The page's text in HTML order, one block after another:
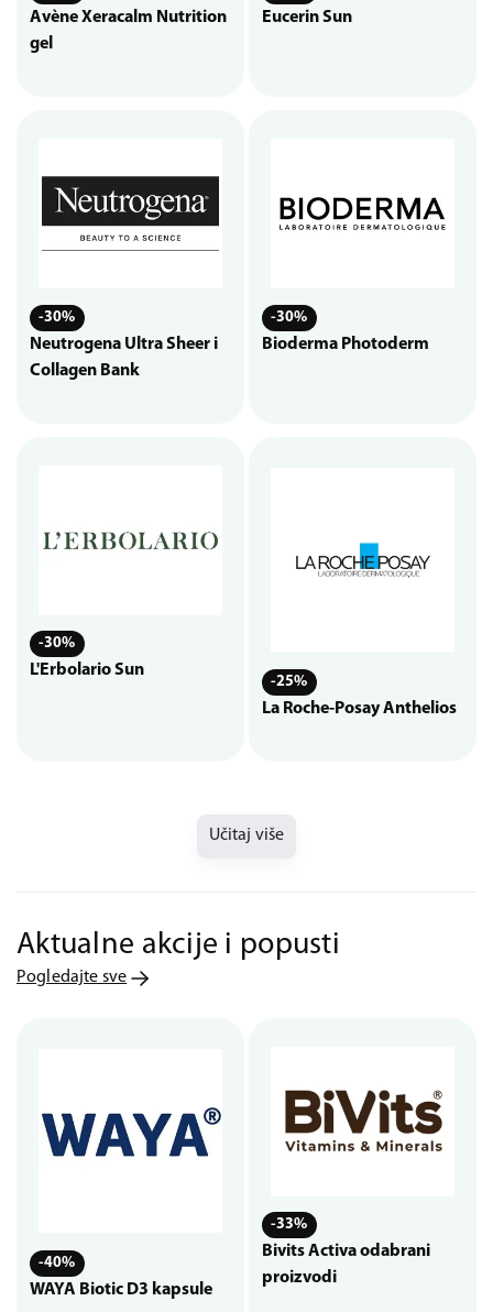
Avène Xeracalm Nutrition
gel
Eucerin Sun
-30%
Neutrogena Ultra Sheer i
Collagen Bank
-30%
Bioderma Photoderm
-30%
L'Erbolario Sun
-25%
La Roche-Posay Anthelios
Učitaj više
Aktualne akcije i popusti
Pogledajte sve
-40%
WAYA Biotic D3 kapsule
-33%
Bivits Activa odabrani
proizvodi